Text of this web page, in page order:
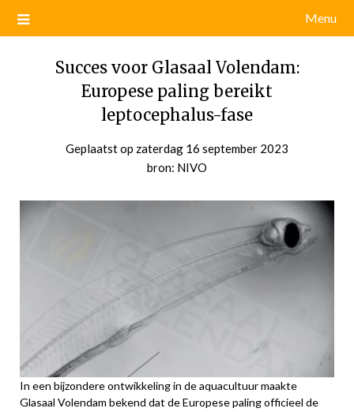
Menu
Succes voor Glasaal Volendam:
Europese paling bereikt
leptocephalus-fase
Geplaatst op zaterdag 16 september 2023
bron: NIVO
In een bijzondere ontwikkeling in de aquacultuur maakte
Glasaal Volendam bekend dat de Europese paling officieel de